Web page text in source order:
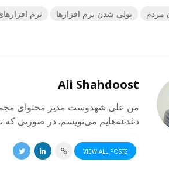
مردم پولی شدن نرم افزارها نرم
Ali Shahdoost
من علی شهدوست مدیر محتوای
دغدغه‌هایم می‌نویسم. در صورتی
VIEW ALL POSTS